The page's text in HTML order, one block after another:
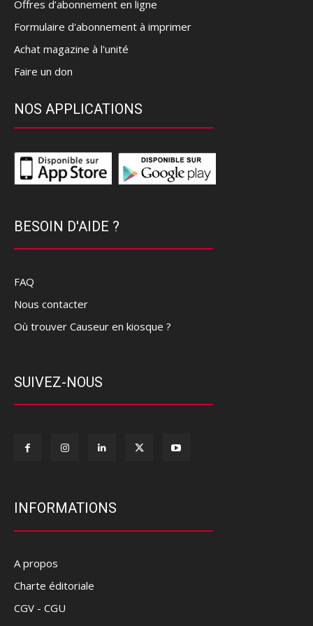
Offres d’abonnement en ligne
Formulaire d'abonnement à imprimer
Achat magazine à l'unité
Faire un don
NOS APPLICATIONS
BESOIN D'AIDE ?
FAQ
Nous contacter
Où trouver Causeur en kiosque ?
SUIVEZ-NOUS
INFORMATIONS
A propos
Charte éditoriale
CGV - CGU